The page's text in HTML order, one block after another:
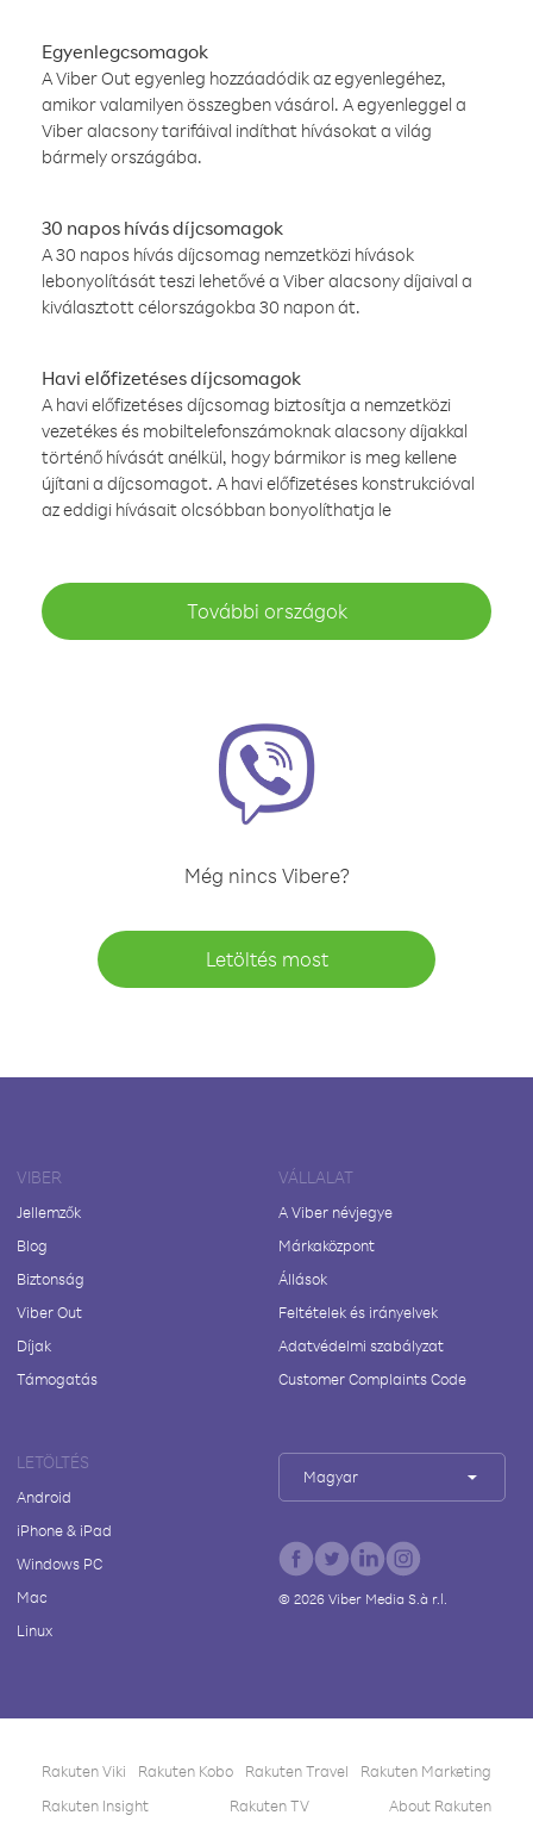
Egyenlegcsomagok
A Viber Out egyenleg hozzáadódik az egyenlegéhez,
amikor valamilyen összegben vásárol. A egyenleggel a
Viber alacsony tarifáival indíthat hívásokat a világ
bármely országába.
30 napos hívás díjcsomagok
A 30 napos hívás díjcsomag nemzetközi hívások
lebonyolítását teszi lehetővé a Viber alacsony díjaival a
kiválasztott célországokba 30 napon át.
Havi előfizetéses díjcsomagok
A havi előfizetéses díjcsomag biztosítja a nemzetközi
vezetékes és mobiltelefonszámoknak alacsony díjakkal
történő hívását anélkül, hogy bármikor is meg kellene
újítani a díjcsomagot. A havi előfizetéses konstrukcióval
az eddigi hívásait olcsóbban bonyolíthatja le
További országok
Még nincs Vibere?
Letöltés most
VIBER
Jellemzők
Blog
Biztonság
Viber Out
Díjak
Támogatás
VÁLLALAT
A Viber névjegye
Márkaközpont
Állások
Feltételek és irányelvek
Adatvédelmi szabályzat
Customer Complaints Code
LETÖLTÉS
Android
iPhone & iPad
Windows PC
Mac
Linux
Magyar
© 2026Viber Media S.à r.l.
Rakuten Viki Rakuten Kobo Rakuten Travel
Rakuten Marketing
Rakuten Insight
Rakuten TV About Rakuten